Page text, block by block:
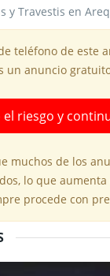
y Travestis en
teléfono de este
un anuncio
el riesgo y
muchos de los
lo que
procede con